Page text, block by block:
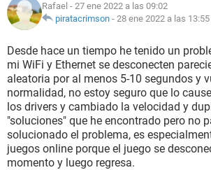
Rafael - 27 ene 2022 a las 09:02
piratacrimson - 28 ene 2022 a las 13:55
Desde hace un tiempo he tenido un
mi WiFi y Ethernet se desconecten
aleatoria por al menos 5-10 segundos y
normalidad, no estoy seguro que lo
los drivers y cambiado la velocidad y
"soluciones" que he encontrado pero no
solucionado el problema, es
juegos online porque el juego se
momento y luego regresa.